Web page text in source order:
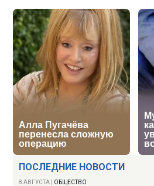
ПОСЛЕДНИЕ НОВОСТИ
8 АВГУСТА ОБЩЕСТВО